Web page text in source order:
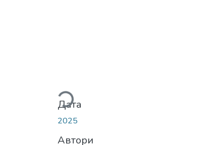
Вантажиться...
Дата
2025
Автори